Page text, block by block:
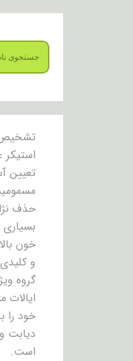
تشخیص
استیکر
تعیین
حذف
بسیاری
خون
و کلیدی
گروه
ایالات
خود را
است.